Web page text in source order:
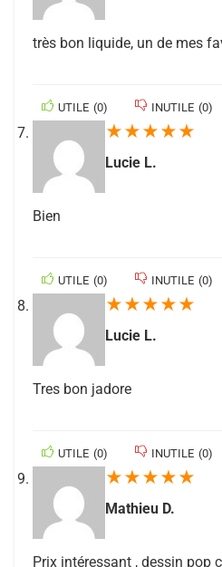
très bon liquide, un de mes
UTILE (0) INUTILE (0)
★★★★★
Lucie L.
Bien
UTILE (0) INUTILE (0)
★★★★★
Lucie L.
Tres bon jadore
UTILE (0) INUTILE (0)
★★★★★
Mathieu D.
Prix intéressant , dessin pop